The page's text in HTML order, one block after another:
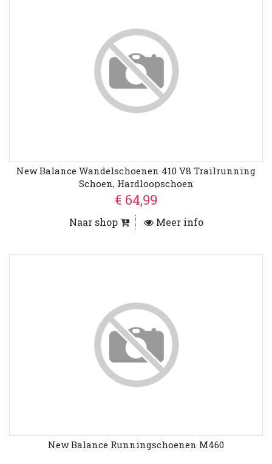
New Balance Wandelschoenen 410 V8 Trailrunning
Schoen, Hardloopschoen
€ 64,99
Naar shop Meer info
New Balance Runningschoenen M460